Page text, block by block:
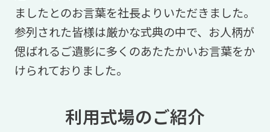
ましたとのお言葉を社長よりいただきました。
参列された皆様は厳かな式典の中で、お人柄が
偲ばれるご遺影に多くのあたたかいお言葉をか
けられておりました。
利用式場のご紹介